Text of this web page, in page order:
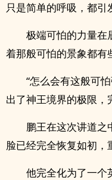
只是简单的呼吸，都引
极端可怕的力量在
着那般可怕的景象都有
“怎么会有这般可
出了神王境界的极限，
鹏王在这次讲道之
脸已经完全恢复如初，
他完全化为了一个